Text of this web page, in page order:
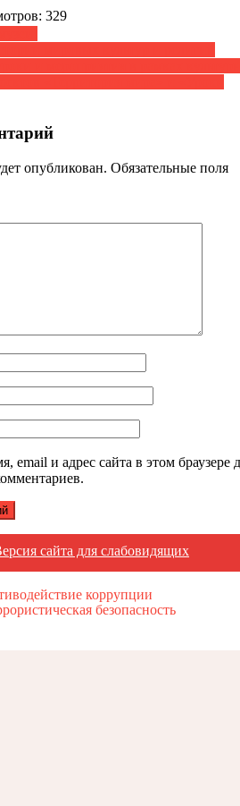
329
опубликован. Обязательные поля
email и адрес сайта в этом браузере
сайта для слабовидящих
коррупции
безопасность